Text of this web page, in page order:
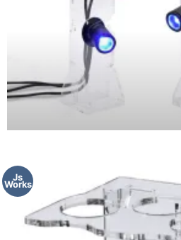
Js
Works